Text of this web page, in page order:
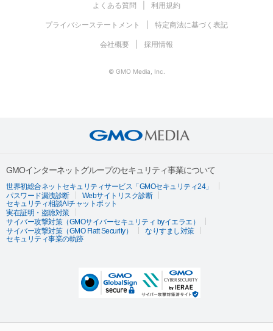
よくある質問 利用規約
プライバシーステートメント 特定商法に基づく表記
会社概要 採用情報
© GMO Media, Inc.
GMOインターネットグループのセキュリティ事業について
世界初総合ネットセキュリティサービス「GMOセキュリティ24」
パスワード漏洩診断
Webサイトリスク診断
セキュリティ相談AIチャットボット
実在証明・盗聴対策
サイバー攻撃対策（GMOサイバーセキュリティ byイエラエ）
サイバー攻撃対策（GMO Flatt Security）
なりすまし対策
セキュリティ事業の軌跡